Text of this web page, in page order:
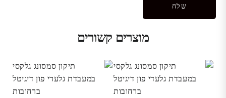
מוצרים קשורים